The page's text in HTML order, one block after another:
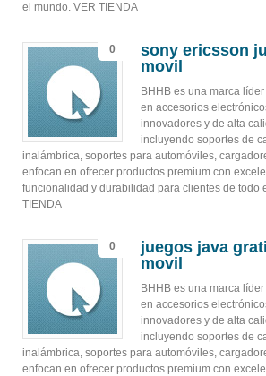
el mundo. VER TIENDA
0
sony ericsson
movil
BHHB es una marca
en accesorios
innovadores y de alta
incluyendo soportes de
inalámbrica, soportes para automóviles,
enfocan en ofrecer productos premium con
funcionalidad y durabilidad para clientes de todo
TIENDA
0
juegos java
movil
BHHB es una marca
en accesorios
innovadores y de alta
incluyendo soportes de
inalámbrica, soportes para automóviles,
enfocan en ofrecer productos premium con